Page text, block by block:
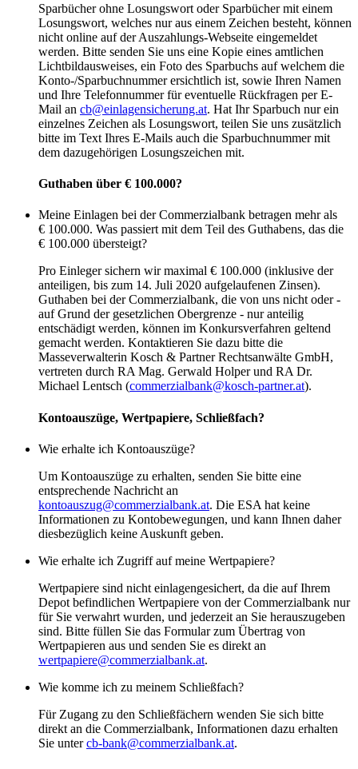
Sparbücher ohne Losungswort oder Sparbücher mit einem
Losungswort, welches nur aus einem Zeichen besteht, können
nicht online auf der Auszahlungs-Webseite eingemeldet
werden. Bitte senden Sie uns eine Kopie eines amtlichen
Lichtbildausweises, ein Foto des Sparbuchs auf welchem die
Konto-/Sparbuchnummer ersichtlich ist, sowie Ihren Namen
und Ihre Telefonnummer für eventuelle Rückfragen per E-
Mail an cb@einlagensicherung.at. Hat Ihr Sparbuch nur ein
einzelnes Zeichen als Losungswort, teilen Sie uns zusätzlich
bitte im Text Ihres E-Mails auch die Sparbuchnummer mit
dem dazugehörigen Losungszeichen mit.
Guthaben über € 100.000?
Meine Einlagen bei der Commerzialbank betragen mehr als
€ 100.000. Was passiert mit dem Teil des Guthabens, das die
€ 100.000 übersteigt?
Pro Einleger sichern wir maximal € 100.000 (inklusive der
anteiligen, bis zum 14. Juli 2020 aufgelaufenen Zinsen).
Guthaben bei der Commerzialbank, die von uns nicht oder -
auf Grund der gesetzlichen Obergrenze - nur anteilig
entschädigt werden, können im Konkursverfahren geltend
gemacht werden. Kontaktieren Sie dazu bitte die
Masseverwalterin Kosch & Partner Rechtsanwälte GmbH,
vertreten durch RA Mag. Gerwald Holper und RA Dr.
Michael Lentsch (commerzialbank@kosch-partner.at).
Kontoauszüge, Wertpapiere, Schließfach?
Wie erhalte ich Kontoauszüge?
Um Kontoauszüge zu erhalten, senden Sie bitte eine
entsprechende Nachricht an
kontoauszug@commerzialbank.at. Die ESA hat keine
Informationen zu Kontobewegungen, und kann Ihnen daher
diesbezüglich keine Auskunft geben.
Wie erhalte ich Zugriff auf meine Wertpapiere?
Wertpapiere sind nicht einlagengesichert, da die auf Ihrem
Depot befindlichen Wertpapiere von der Commerzialbank nur
für Sie verwahrt wurden, und jederzeit an Sie herauszugeben
sind. Bitte füllen Sie das Formular zum Übertrag von
Wertpapieren aus und senden Sie es direkt an
wertpapiere@commerzialbank.at.
Wie komme ich zu meinem Schließfach?
Für Zugang zu den Schließfächern wenden Sie sich bitte
direkt an die Commerzialbank, Informationen dazu erhalten
Sie untercb-bank@commerzialbank.at.